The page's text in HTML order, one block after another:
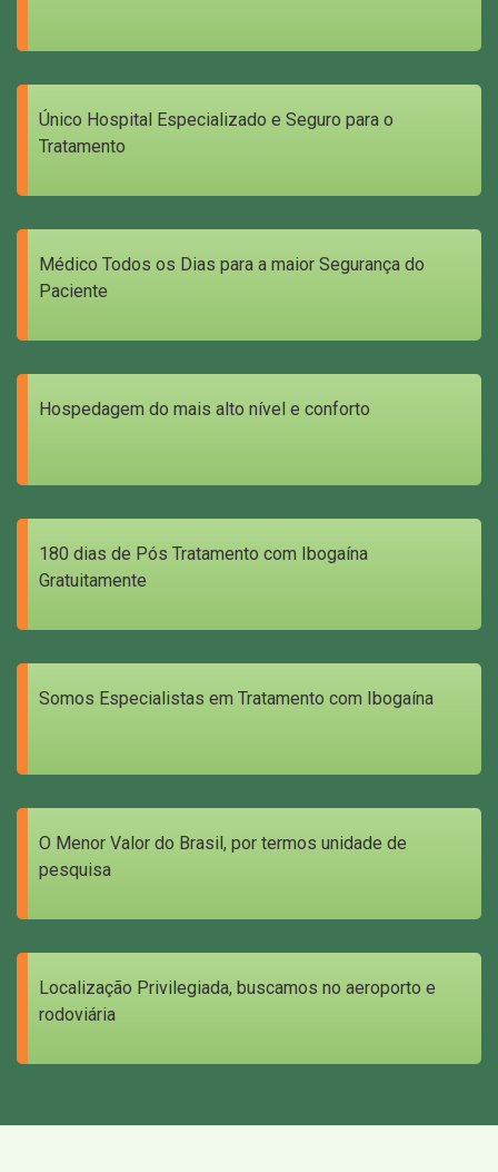
Único Hospital Especializado e Seguro para o
Tratamento
Médico Todos os Dias para a maior Segurança do
Paciente
Hospedagem do mais alto nível e conforto
180 dias de Pós Tratamento com Ibogaína
Gratuitamente
Somos Especialistas em Tratamento com Ibogaína
O Menor Valor do Brasil, por termos unidade de
pesquisa
Localização Privilegiada, buscamos no aeroporto e
rodoviária